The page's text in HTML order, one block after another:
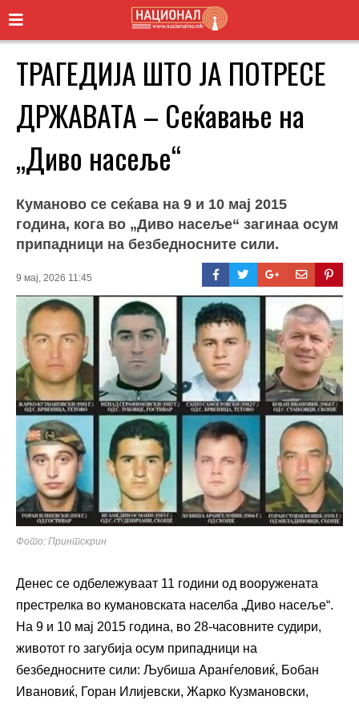
ТРАГЕДИЈА ШТО ЈА ПОТРЕСЕ
ДРЖАВАТА – Сеќавање на
„Диво насеље“
Куманово се сеќава на 9 и 10 мај 2015
година, кога во „Диво насеље“ загинаа осум
припадници на безбедносните сили.
9 мај, 2026 11:45
Фото: Принтскрин
Денес се одбележуваат 11 години од вооружената
престрелка во кумановската населба „Диво насеље“.
На 9 и 10 мај 2015 година, во 28-часовните судири,
животот го загубија осум припадници на
безбедносните сили: Љубиша Аранѓеловиќ, Бобан
Ивановиќ, Горан Илијевски, Жарко Кузмановски,